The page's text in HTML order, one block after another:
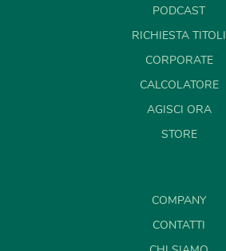
PODCAST
RICHIESTA TITOLI
CORPORATE
CALCOLATORE
AGISCI ORA
STORE
COMPANY
CONTATTI